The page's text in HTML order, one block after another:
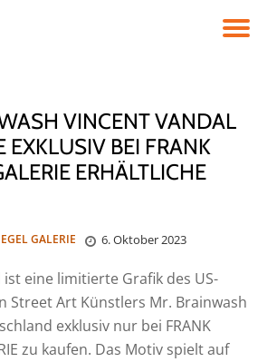
VINCENT VANDAL
EXKLUSIV BEI FRANK
ERHÄLTLICHE
GALERIE 6. Oktober 2023
eine limitierte Grafik des US-
Street Art Künstlers Mr. Brainwash
exklusiv nur bei FRANK
zu kaufen. Das Motiv spielt auf